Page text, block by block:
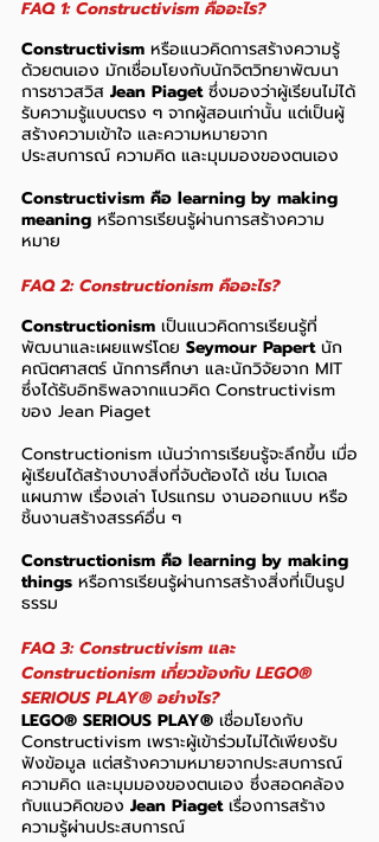
FAQ 1: Constructivism คืออะไร?
Constructivism หรือแนวคิดการสร้างความรู้
ด้วยตนเอง มักเชื่อมโยงกับนักจิตวิทยาพัฒนา
การชาวสวิส Jean Piaget ซึ่งมองว่าผู้เรียนไม่ได้
รับความรู้แบบตรง ๆ จากผู้สอนเท่านั้น แต่เป็นผู้
สร้างความเข้าใจ และความหมายจาก
ประสบการณ์ ความคิด และมุมมองของตนเอง
Constructivism คือ learning by making
meaning หรือการเรียนรู้ผ่านการสร้างความ
หมาย
FAQ 2: Constructionism คืออะไร?
Constructionism เป็นแนวคิดการเรียนรู้ที่
พัฒนาและเผยแพร่โดย Seymour Papert นัก
คณิตศาสตร์ นักการศึกษา และนักวิจัยจาก MIT
ซึ่งได้รับอิทธิพลจากแนวคิด Constructivism
ของ Jean Piaget
Constructionism เน้นว่าการเรียนรู้จะลึกขึ้น เมื่อ
ผู้เรียนได้สร้างบางสิ่งที่จับต้องได้ เช่น โมเดล
แผนภาพ เรื่องเล่า โปรแกรม งานออกแบบ หรือ
ชิ้นงานสร้างสรรค์อื่น ๆ
Constructionism คือ learning by making
things หรือการเรียนรู้ผ่านการสร้างสิ่งที่เป็นรูป
ธรรม
FAQ 3: Constructivism และ
Constructionism เกี่ยวข้องกับ LEGO®
SERIOUS PLAY® อย่างไร?
LEGO® SERIOUS PLAY® เชื่อมโยงกับ
Constructivism เพราะผู้เข้าร่วมไม่ได้เพียงรับ
ฟังข้อมูล แต่สร้างความหมายจากประสบการณ์
ความคิด และมุมมองของตนเอง ซึ่งสอดคล้อง
กับแนวคิดของ Jean Piaget เรื่องการสร้าง
ความรู้ผ่านประสบการณ์